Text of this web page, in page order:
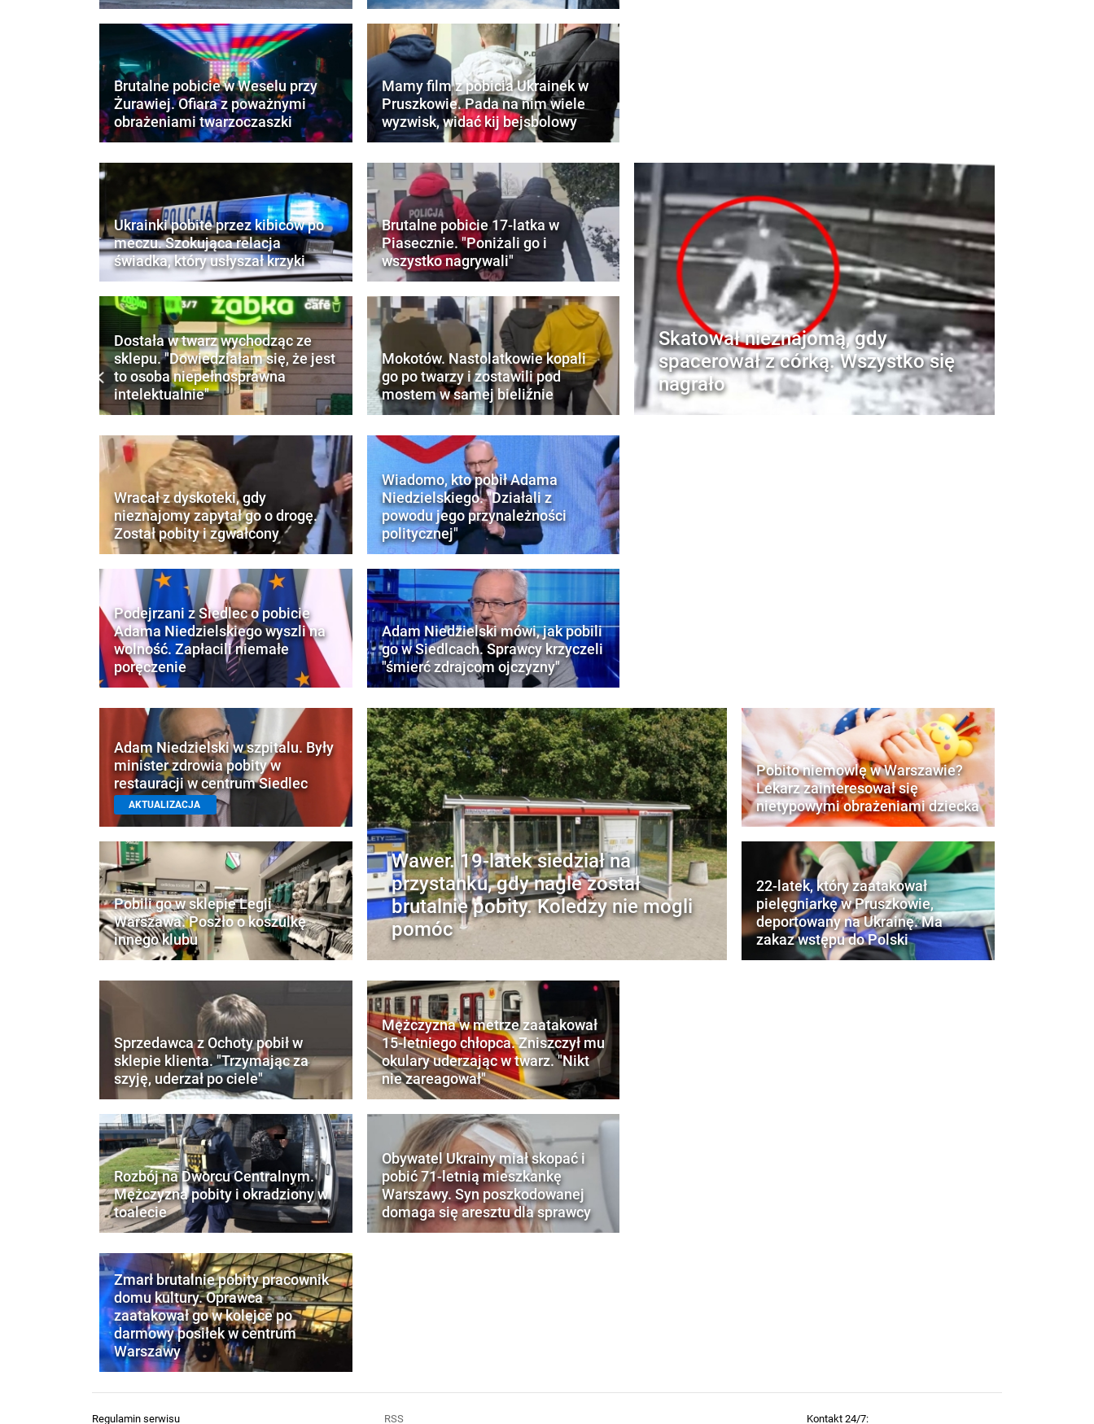
Brutalne pobicie w Weselu przy
Żurawiej. Ofiara z poważnymi
obrażeniami twarzoczaszki
Mamy film z pobicia Ukrainek w
Pruszkowie. Pada na nim wiele
wyzwisk, widać kij bejsbolowy
Ukrainki pobite przez kibiców po
meczu. Szokująca relacja
świadka, który usłyszał krzyki
Dostała w twarz wychodząc ze
sklepu. "Dowiedziałam się, że jest
to osoba niepełnosprawna
intelektualnie"
Brutalne pobicie 17-latka w
Piasecznie. "Poniżali go i
wszystko nagrywali"
Mokotów. Nastolatkowie kopali
go po twarzy i zostawili pod
mostem w samej bieliźnie
Skatował nieznajomą, gdy
spacerował z córką. Wszystko się
nagrało
Wracał z dyskoteki, gdy
nieznajomy zapytał go o drogę.
Został pobity i zgwałcony
Podejrzani z Siedlec o pobicie
Adama Niedzielskiego wyszli na
wolność. Zapłacili niemałe
poręczenie
Wiadomo, kto pobił Adama
Niedzielskiego. "Działali z
powodu jego przynależności
politycznej"
Adam Niedzielski mówi, jak pobili
go w Siedlcach. Sprawcy krzyczeli
"śmierć zdrajcom ojczyzny"
Adam Niedzielski w szpitalu. Były
minister zdrowia pobity w
restauracji w centrum Siedlec
AKTUALIZACJA
Pobili go w sklepie Legii
Warszawa. Poszło o koszulkę
innego klubu
Wawer. 19-latek siedział na
przystanku, gdy nagle został
brutalnie pobity. Koledzy nie mogli
pomóc
Pobito niemowlę w Warszawie?
Lekarz zainteresował się
nietypowymi obrażeniami dziecka
22-latek, który zaatakował
pielęgniarkę w Pruszkowie,
deportowany na Ukrainę. Ma
zakaz wstępu do Polski
Sprzedawca z Ochoty pobił w
sklepie klienta. "Trzymając za
szyję, uderzał po ciele"
Rozbój na Dworcu Centralnym.
Mężczyzna pobity i okradziony w
toalecie
Mężczyzna w metrze zaatakował
15-letniego chłopca. Zniszczył mu
okulary uderzając w twarz. "Nikt
nie zareagował"
Obywatel Ukrainy miał skopać i
pobić 71-letnią mieszkankę
Warszawy. Syn poszkodowanej
domaga się aresztu dla sprawcy
Zmarł brutalnie pobity pracownik
domu kultury. Oprawca
zaatakował go w kolejce po
darmowy posiłek w centrum
Warszawy
Regulamin serwisu RSS Kontakt 24/7: